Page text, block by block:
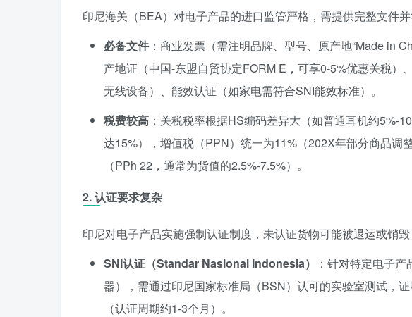
印尼海关（BEA）对电子产品的进口监管严格，需提供完整文件并
必备文件 ：商业发票（需注明品牌、型号、原产地“Made in
产地证（中国-东盟自贸协定FORM E，可享0-5%优惠关税）
无线设备）、能效认证（如家电需符合SNI能效标准）。
税费较高 ：关税税率根据HS编码差异大（如普通耳机约5%-
达15%），增值税（PPN）统一为11%（202X年部分商品调
（PPh 22，通常为货值的2.5%-7.5%）。
2. 认证要求复杂
印尼对电子产品实施强制认证制度，未认证货物可能被退运或销毁
SNI认证（Standar Nasional Indonesia）
：针对特定电子
器），需通过印尼国家标准局（BSN）认可的实验室测试，
（认证周期约1-3个月）。